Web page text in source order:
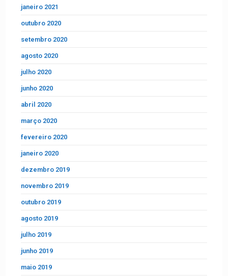
janeiro 2021
outubro 2020
setembro 2020
agosto 2020
julho 2020
junho 2020
abril 2020
março 2020
fevereiro 2020
janeiro 2020
dezembro 2019
novembro 2019
outubro 2019
agosto 2019
julho 2019
junho 2019
maio 2019